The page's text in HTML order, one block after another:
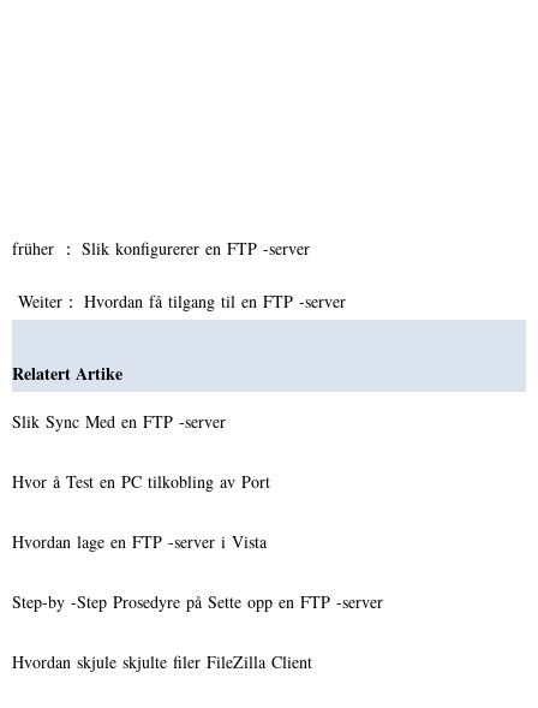
früher ： Slik konfigurerer en FTP -server
Weiter： Hvordan få tilgang til en FTP -server
Relatert Artike
Slik Sync Med en FTP -server
Hvor å Test en PC tilkobling av Port
Hvordan lage en FTP -server i Vista
Step-by -Step Prosedyre på Sette opp en FTP -server
Hvordan skjule skjulte filer FileZilla Client